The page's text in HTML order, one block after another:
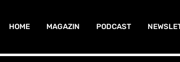
HOME MAGAZIN PODCAST